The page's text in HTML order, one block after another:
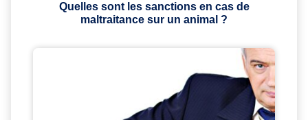
Quelles sont les sanctions en cas de
maltraitance sur un animal ?